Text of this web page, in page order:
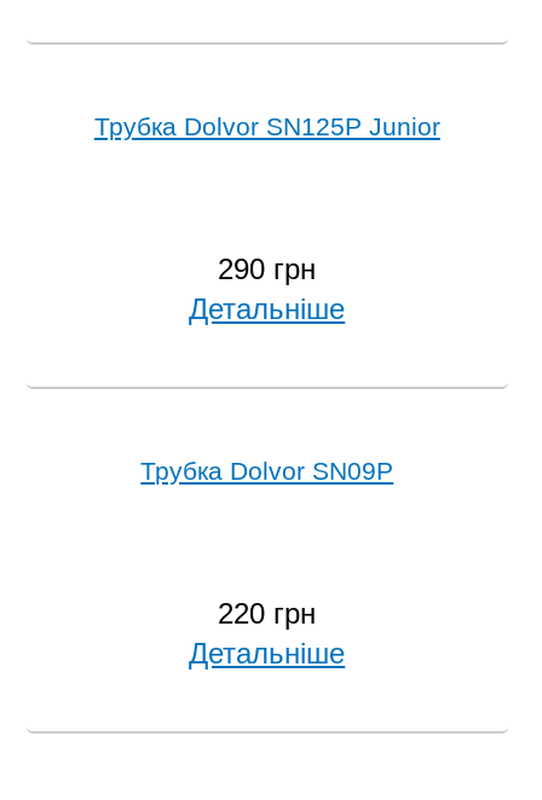
Трубка Dolvor SN125P Junior
290 грн
Детальніше
Трубка Dolvor SN09P
220 грн
Детальніше